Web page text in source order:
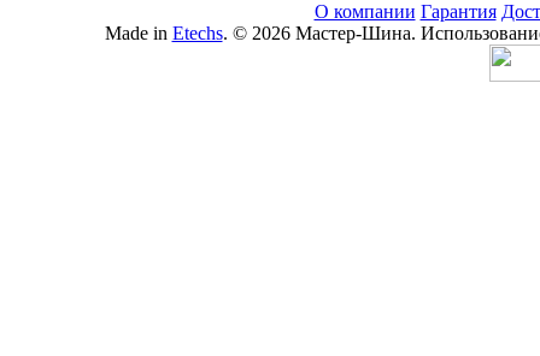
О компании Гарантия
Made in Etechs. © 2026 Мастер-Шина.